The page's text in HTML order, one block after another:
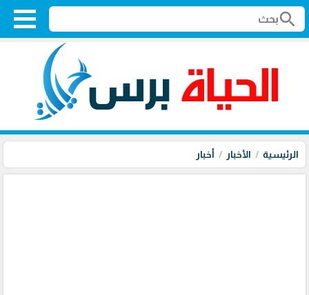
search
الرئيسية الأخبار أخبار